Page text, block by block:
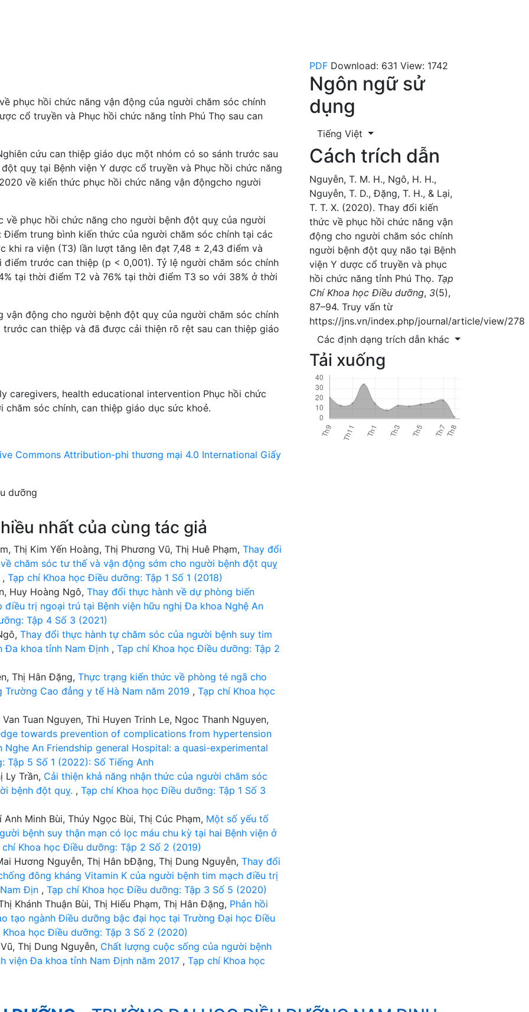
PDF Download: 631 View: 1742
Ngôn ngữ sử
dụng
Tiếng Việt
Cách trích dẫn
Nguyễn, T. M. H., Ngô, H. H.,
Nguyễn, T. D., Đặng, T. H., & Lại,
T. T. X. (2020). Thay đổi kiến
thức về phục hồi chức năng vận
động cho người chăm sóc chính
người bệnh đột quỵ não tại Bệnh
viện Y dược cổ truyền và phục
hồi chức năng tỉnh Phú Thọ. Tạp
Chí Khoa học Điều dưỡng, 3(5),
87–94. Truy vấn từ
https://jns.vn/index.php/journal/article/view/278
Các định dạng trích dẫn khác
Tải xuống
phục hồi chức năng vận động của người chăm sóc chính
cổ truyền và Phục hồi chức năng tỉnh Phú Thọ sau can
cứu can thiệp giáo dục một nhóm có so sánh trước sau
quỵ tại Bệnh viện Y dược cổ truyền và Phục hồi chức năng
về kiến thức phục hồi chức năng vận độngcho người
phục hồi chức năng cho người bệnh đột quỵ của người
trung bình kiến thức của người chăm sóc chính tại các
khi ra viện (T3) lần lượt tăng lên đạt 7,48 ± 2,43 điểm và
trước can thiệp (p < 0,001). Tỷ lệ người chăm sóc chính
tại thời điểm T2 và 76% tại thời điểm T3 so với 38% ở thời
động cho người bệnh đột quỵ của người chăm sóc chính
can thiệp và đã được cải thiện rõ rệt sau can thiệp giáo
caregivers, health educational intervention Phục hồi chức
chăm sóc chính, can thiệp giáo dục sức khoẻ.
Commons Attribution-phi thương mại 4.0 International Giấy
dưỡng
nhất của cùng tác giả
Thị Kim Yến Hoàng, Thị Phương Vũ, Thị Huê Phạm, Thay đổi
chăm sóc tư thế và vận động sớm cho người bệnh đột quỵ
, Tạp chí Khoa học Điều dưỡng: Tập 1 Số 1 (2018)
Huy Hoàng Ngô, Thay đổi thực hành về dự phòng biến
trị ngoại trú tại Bệnh viện hữu nghị Đa khoa Nghệ An
Tập 4 Số 3 (2021)
Thay đổi thực hành tự chăm sóc của người bệnh suy tim
Đa khoa tỉnh Nam Định , Tạp chí Khoa học Điều dưỡng: Tập 2
Thị Hân Đặng, Thực trạng kiến thức về phòng té ngã cho
Cao đẳng y tế Hà Nam năm 2019 , Tạp chí Khoa học
Tuan Nguyen, Thi Huyen Trinh Le, Ngoc Thanh Nguyen,
towards prevention of complications from hypertension
An Friendship general Hospital: a quasi-experimental
Tập 5 Số 1 (2022): Số Tiếng Anh
Ly Trần, Cải thiện khả năng nhận thức của người chăm sóc
bệnh đột quỵ. , Tạp chí Khoa học Điều dưỡng: Tập 1 Số 3
Minh Bùi, Thúy Ngọc Bùi, Thị Cúc Phạm, Một số yếu tố
bệnh suy thận mạn có lọc máu chu kỳ tại hai Bệnh viện ở
chí Khoa học Điều dưỡng: Tập 2 Số 2 (2019)
Hương Nguyễn, Thị Hân bĐặng, Thị Dung Nguyễn, Thay đổi
đông kháng Vitamin K của người bệnh tim mạch điều trị
Địn , Tạp chí Khoa học Điều dưỡng: Tập 3 Số 5 (2020)
Khánh Thuận Bùi, Thị Hiếu Phạm, Thị Hân Đặng, Phản hồi
tạo ngành Điều dưỡng bậc đại học tại Trường Đại học Điều
Khoa học Điều dưỡng: Tập 3 Số 2 (2020)
Thị Dung Nguyễn, Chất lượng cuộc sống của người bệnh
viện Đa khoa tỉnh Nam Định năm 2017 , Tạp chí Khoa học